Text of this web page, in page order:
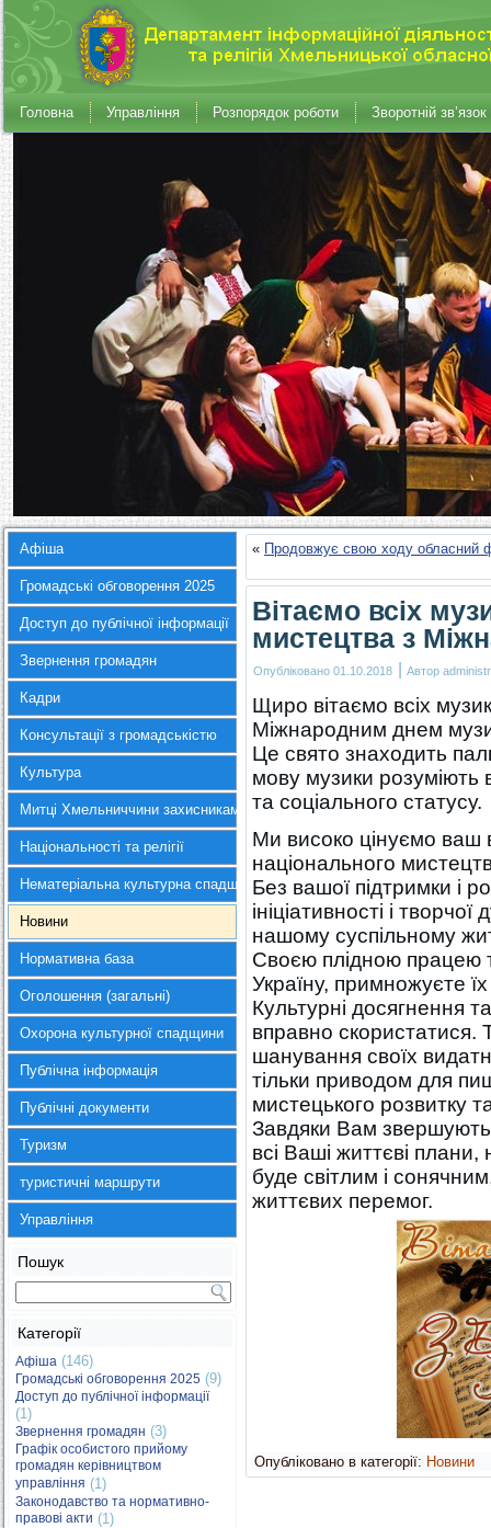
Головна Управління Розпорядок роботи Зворотній зв’язок
Афіша
Громадські обговорення 2025
Доступ до публічної інформації
Звернення громадян
Кадри
Консультації з громадськістю
Культура
Митці Хмельниччини захисникам України
Національності та релігії
Нематеріальна культурна спадщина
Новини
Нормативна база
Оголошення (загальні)
Охорона культурної спадщини
Публічна інформація
Публічні документи
Туризм
туристичні маршрути
Управління
Пошук
Категорії
Афіша (146)
Громадські обговорення 2025 (9)
Доступ до публічної інформації
(1)
Звернення громадян (3)
Графік особистого прийому
громадян керівництвом
управління (1)
Законодавство та нормативно-
правові акти (1)
« Продовжує свою ходу обласний
Вітаємо всіх
мистецтва з
Опубліковано 01.10.2018 | Автор
Щиро вітаємо всіх
Міжнародним днем
Це свято знаходить
мову музики розуміють
та соціального статусу.
Ми високо цінуємо ваш
національного
Без вашої підтримки і
ініціативності і
нашому суспільному
Своєю плідною працею
Україну, примножуєте
Культурні досягнення
вправно скористатися.
шанування своїх
тільки приводом для
мистецького розвитку
Завдяки Вам
всі Ваші життєві плани,
буде світлим і
життєвих перемог.
Опубліковано в категорії: Новини